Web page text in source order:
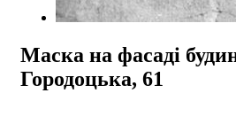
Маска на фасаді
Городоцька, 61